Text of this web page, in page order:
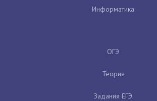
Информатика
ОГЭ
Теория
Задания ЕГЭ